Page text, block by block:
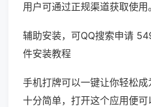
用户可通过正规渠道获取使用。
辅助安装，可QQ搜索申请
件安装教程
手机打牌可以一键让你轻松成
十分简单，打开这个应用便